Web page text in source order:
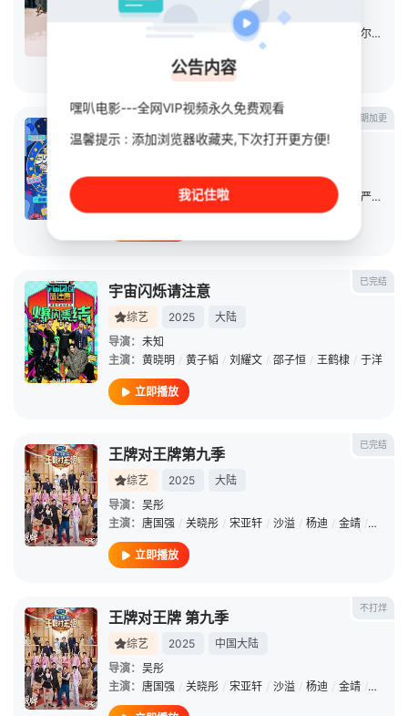
导演：未知
黄明昊 / 大张伟 王嘉尔 /
立即播放
第4期加更
欢迎来到农家乐
导演：未知
/ 丁程鑫 / 张真源 严浩翔
已完结
宇宙闪烁请注意
综艺 2025
大陆
导演： 未知
主演： 黄晓明 / 黄子韬 / 刘耀文 / 邵子恒 / 王鹤棣 / 于洋
立即播放
已完结
王牌对王牌第九季
综艺 2025
大陆
导演： 吴彤
主演： 唐国强 / 关晓彤 / 宋亚轩 / 沙溢 / 杨迪 / 金靖 / 于洋
立即播放
不打烊
王牌对王牌 第九季
综艺 2025
中国大陆
导演： 吴彤
主演： 唐国强 / 关晓彤 / 宋亚轩 / 沙溢 / 杨迪 / 金靖 / 于洋
公告内容
嘿叭电影---全网VIP视频永久免费观看
温馨提示 : 添加浏览器收藏夹,下次打开更方便!
我记住啦